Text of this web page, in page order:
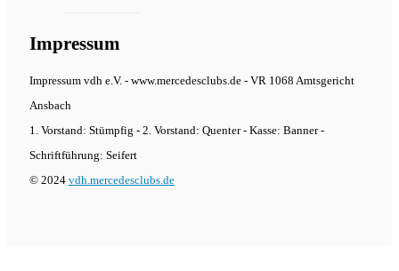
Impressum
Impressum vdh e.V. - www.mercedesclubs.de - VR 1068 Amtsgericht
Ansbach
1. Vorstand: Stümpfig - 2. Vorstand: Quenter - Kasse: Banner -
Schriftführung: Seifert
© 2024 vdh.mercedesclubs.de